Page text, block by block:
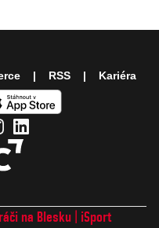
na Blesku
iSport
RSS Kariéra